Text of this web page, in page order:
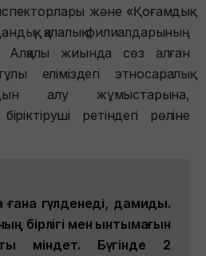
және «Қоғамдық
қалалық филиалдарының
Алқалы жиында сөз алған
еліміздегі этносаралық
алу жұмыстарына,
ретіндегі рөліне
гүлденеді, дамиды.
бірлігі мен ынтымағын
міндет. Бүгінде 2